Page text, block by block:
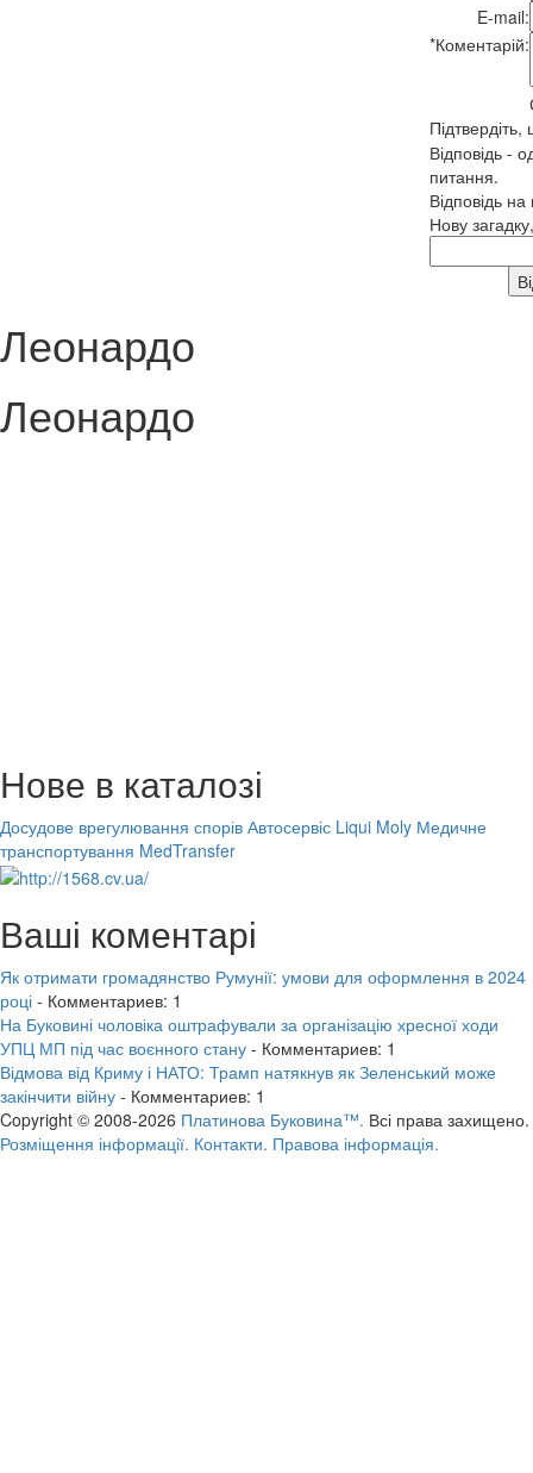
E-mail:
*Коментарій:
Відповідь -
питання.
Відповідь
Нову
Леонардо
Леонардо
Нове в каталозі
Досудове врегулювання спорів Автосервіс Liqui Moly Медичне
транспортування MedTransfer
Ваші коментарі
Як отримати громадянство Румунії: умови для оформлення в 2024
році - Комментариев: 1
На Буковині чоловіка оштрафували за організацію хресної ходи
УПЦ МП під час воєнного стану - Комментариев: 1
Відмова від Криму і НАТО: Трамп натякнув як Зеленський може
закінчити війну - Комментариев: 1
Copyright © 2008-2026 Платинова Буковина™. Всі права захищено.
Розміщення інформації. Контакти. Правова інформація.